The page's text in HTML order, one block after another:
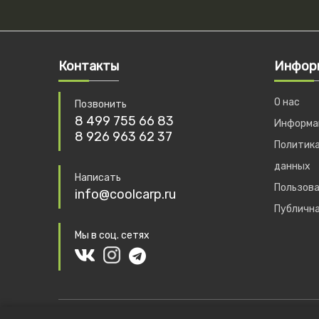
Контакты
Позвонить
8 499 755 66 83
8 926 963 62 37
Написать
info@coolcarp.ru
Мы в соц. сетях
О нас
данных